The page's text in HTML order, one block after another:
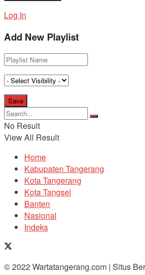
Log In
Add New Playlist
No Result
View All Result
Home
Kabupaten Tangerang
Kota Tangerang
Kota Tangsel
Banten
Nasional
Indeks
© 2022 Wartatangerang.com | Situs